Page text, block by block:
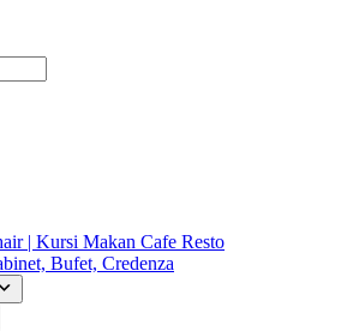
| Kursi Makan Cafe Resto
Bufet, Credenza